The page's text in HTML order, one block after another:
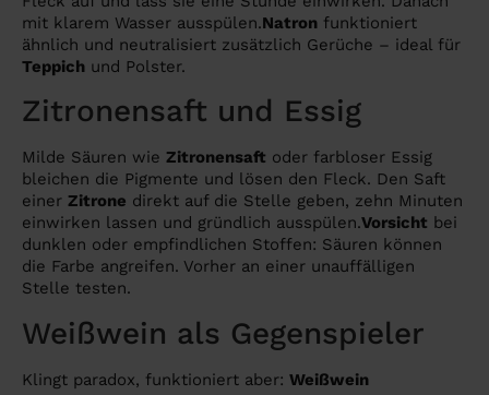
mit klarem Wasser ausspülen.Natron funktioniert
ähnlich und neutralisiert zusätzlich Gerüche – ideal für
Teppich und Polster.
Zitronensaft und Essig
Milde Säuren wie Zitronensaft oder farbloser Essig
bleichen die Pigmente und lösen den Fleck. Den Saft
einer Zitrone direkt auf die Stelle geben, zehn Minuten
einwirken lassen und gründlich ausspülen.Vorsicht bei
dunklen oder empfindlichen Stoffen: Säuren können
die Farbe angreifen. Vorher an einer unauffälligen
Stelle testen.
Weißwein als Gegenspieler
Klingt paradox, funktioniert aber: Weißwein